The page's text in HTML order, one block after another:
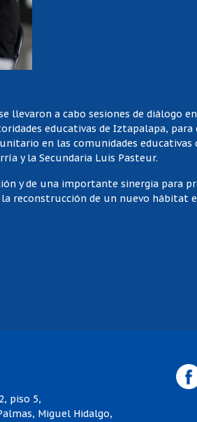
llevaron a cabo sesiones de diálogo
educativas de Iztapalapa,
en las comunidades educativas
y la Secundaria Luis Pasteur.
y de una importante sinergia para
reconstrucción de un nuevo hábitat
piso 5,
Miguel Hidalgo,